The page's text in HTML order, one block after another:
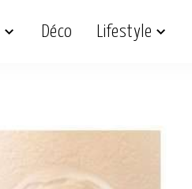
Déco Lifestyle